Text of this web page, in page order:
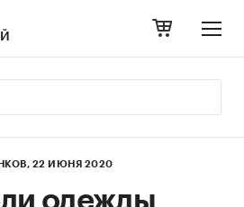
22 ИЮНЯ 2020
одежды